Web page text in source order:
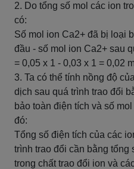
2. Do tổng số mol các ion
có:
Số mol ion Ca2+ đã bị loại
đầu - số mol ion Ca2+ sau
= 0,05 x 1 - 0,03 x 1 = 0,02
3. Ta có thể tính nồng độ
dịch sau quá trình trao đổi
bảo toàn điện tích và số
đó:
Tổng số điện tích của các
trình trao đổi cần bằng tổng
trong chất trao đổi ion và